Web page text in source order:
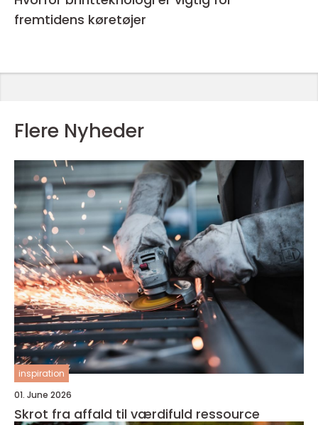
fremtidens køretøjer
Flere Nyheder
inspiration
01. June 2026
Skrot fra affald til værdifuld ressource